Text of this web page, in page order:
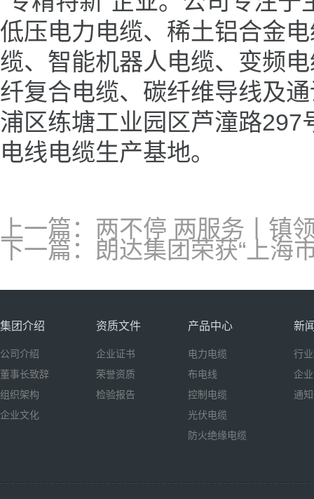
低压电力电缆、稀土铝合金
缆、智能机器人电缆、变频
纤复合电缆、碳纤维导线及
浦区练塘工业园区芦潼路
电线电缆生产基地。
上一篇：两不停 两服务丨镇
下一篇：朗达集团荣获“上海
集团介绍
公司介绍
董事长致辞
组织架构
企业文化
资质文件
企业证书
荣誉资质
检验报告
产品中心
电力电缆
布电线
控制电缆
光伏电缆
防火绝缘电缆
新
行
企
通